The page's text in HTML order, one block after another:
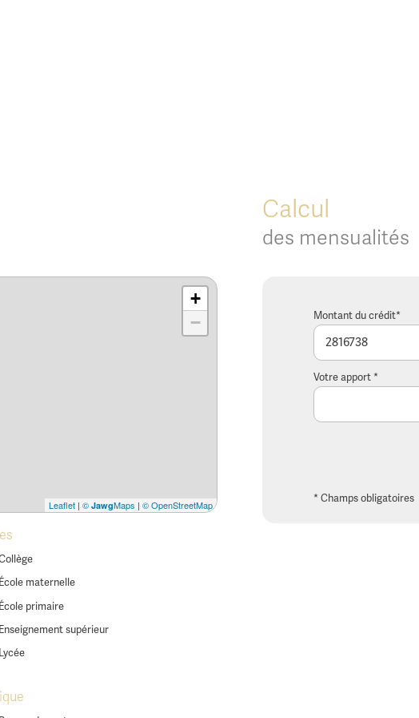
+
−
Leaflet | © JawgMaps | © OpenStreetMap
École maternelle
École primaire
Enseignement supérieur
Lycée
Calcul
des mensualités
Montant du crédit*
Votre apport *
* Champs obligatoires